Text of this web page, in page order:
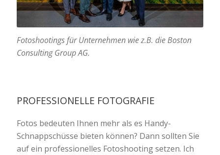
Fotoshootings für Unternehmen wie z.B. die Boston
Consulting Group AG.
PROFESSIONELLE FOTOGRAFIE
Fotos bedeuten Ihnen mehr als es Handy-
Schnappschüsse bieten können? Dann sollten Sie
auf ein professionelles Fotoshooting setzen. Ich